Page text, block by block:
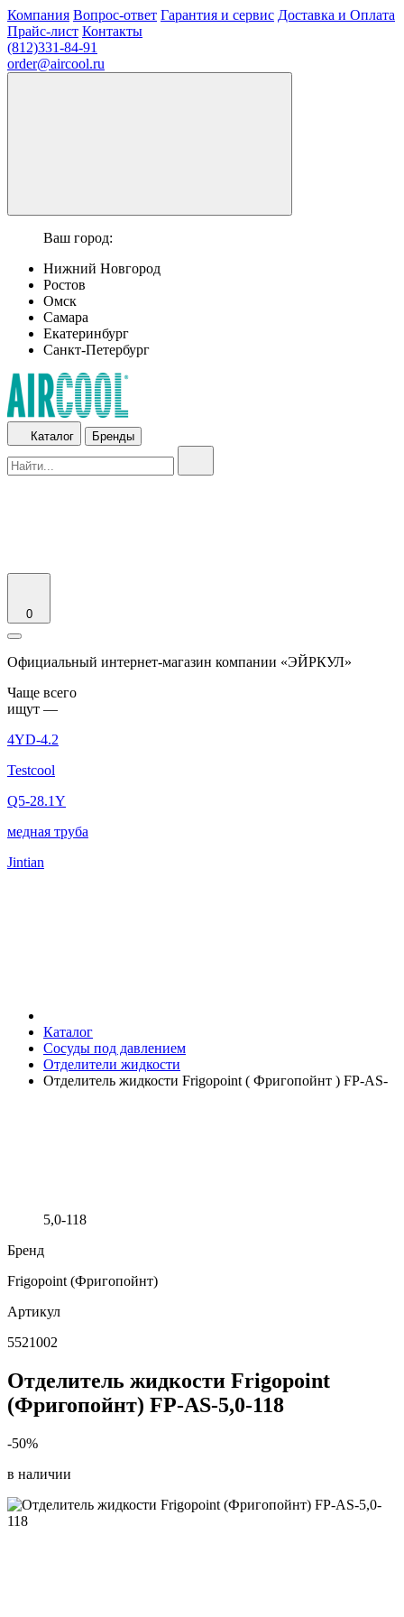
Компания Вопрос-ответ Гарантия и сервис Доставка и Оплата
Прайс-лист Контакты
(812)331-84-91
order@aircool.ru
Ваш город:
Нижний Новгород
Ростов
Омск
Самара
Екатеринбург
Санкт-Петербург
Каталог Бренды
0
Официальный интернет-магазин компании «ЭЙРКУЛ»
Чаще вcего
ищут —
4YD-4.2
Testcool
Q5-28.1Y
медная труба
Jintian
Каталог
Сосуды под давлением
Отделители жидкости
Отделитель жидкости Frigopoint ( Фригопойнт ) FP-AS-
5,0-118
Бренд
Frigopoint (Фригопойнт)
Артикул
5521002
Отделитель жидкости Frigopoint
(Фригопойнт) FP-AS-5,0-118
-50%
в наличии